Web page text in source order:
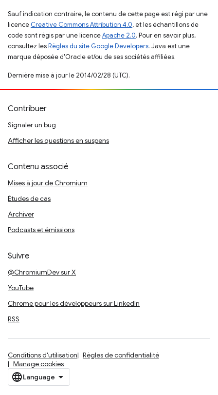
Sauf indication contraire, le contenu de cette page est régi par une
licence Creative Commons Attribution 4.0, et les échantillons de
code sont régis par une licenceApache 2.0. Pour en savoir plus,
consultez lesRègles du site Google Developers. Java est une
marque déposée d'Oracle et/ou de ses sociétés affiliées.
Dernière mise à jour le 2014/02/28 (UTC).
Contribuer
Signaler un bug
Afficher les questions en suspens
Contenu associé
Mises à jour de Chromium
Études de cas
Archiver
Podcasts et émissions
Suivre
@ChromiumDev sur X
YouTube
Chrome pour les développeurs sur LinkedIn
RSS
Conditions d'utilisation
Règles de confidentialité
Manage cookies